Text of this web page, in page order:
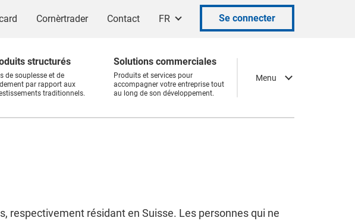
Cornèrtrader Contact FR Se connecter
Menu
structurés
de souplesse et de
par rapport aux
traditionnels.
Solutions commerciales
Produits et services pour
accompagner votre entreprise tout
au long de son développement.
respectivement résidant en Suisse. Les personnes qui ne